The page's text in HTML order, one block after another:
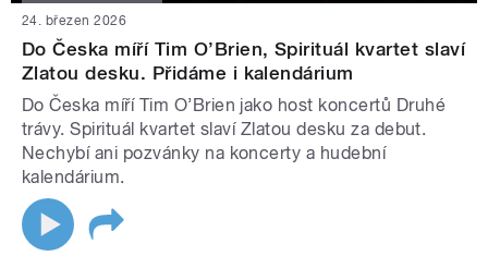
24. březen 2026
Do Česka míří Tim O’Brien, Spirituál kvartet slaví
Zlatou desku. Přidáme i kalendárium
Do Česka míří Tim O’Brien jako host koncertů Druhé
trávy. Spirituál kvartet slaví Zlatou desku za debut.
Nechybí ani pozvánky na koncerty a hudební
kalendárium.